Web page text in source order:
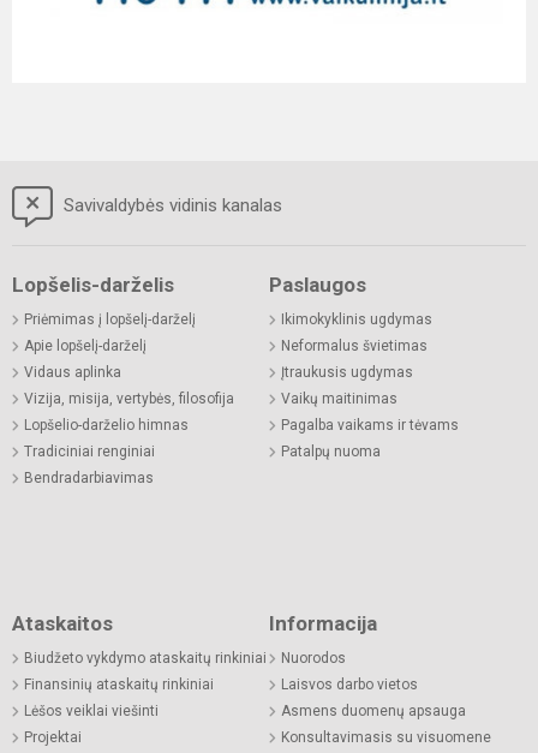
Savivaldybės vidinis kanalas
Lopšelis-darželis
Priėmimas į lopšelį-darželį
Apie lopšelį-darželį
Vidaus aplinka
Vizija, misija, vertybės, filosofija
Lopšelio-darželio himnas
Tradiciniai renginiai
Bendradarbiavimas
Paslaugos
Ikimokyklinis ugdymas
Neformalus švietimas
Įtraukusis ugdymas
Vaikų maitinimas
Pagalba vaikams ir tėvams
Patalpų nuoma
Ataskaitos
Biudžeto vykdymo ataskaitų rinkiniai
Finansinių ataskaitų rinkiniai
Lėšos veiklai viešinti
Projektai
Informacija
Nuorodos
Laisvos darbo vietos
Asmens duomenų apsauga
Konsultavimasis su visuomene